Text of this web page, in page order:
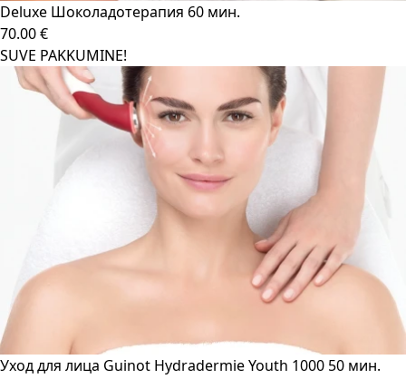
Deluxe Шоколадотерапия 60 мин.
70.00 €
SUVE PAKKUMINE!
Уход для лица Guinot Hydradermie Youth 1000 50 мин.